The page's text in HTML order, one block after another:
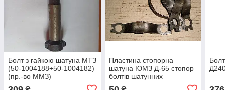
Болт з гайкою шатуна МТЗ
(50-1004188+50-1004182)
(пр.-во ММЗ)
Пластина стопорна
шатуна ЮМЗ Д-65 стопор
болтів шатунних
підшипників двигуна (вир-